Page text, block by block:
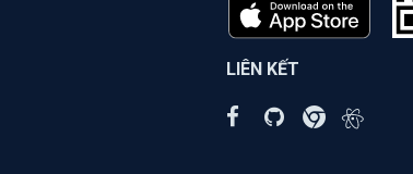
LIÊN KẾT